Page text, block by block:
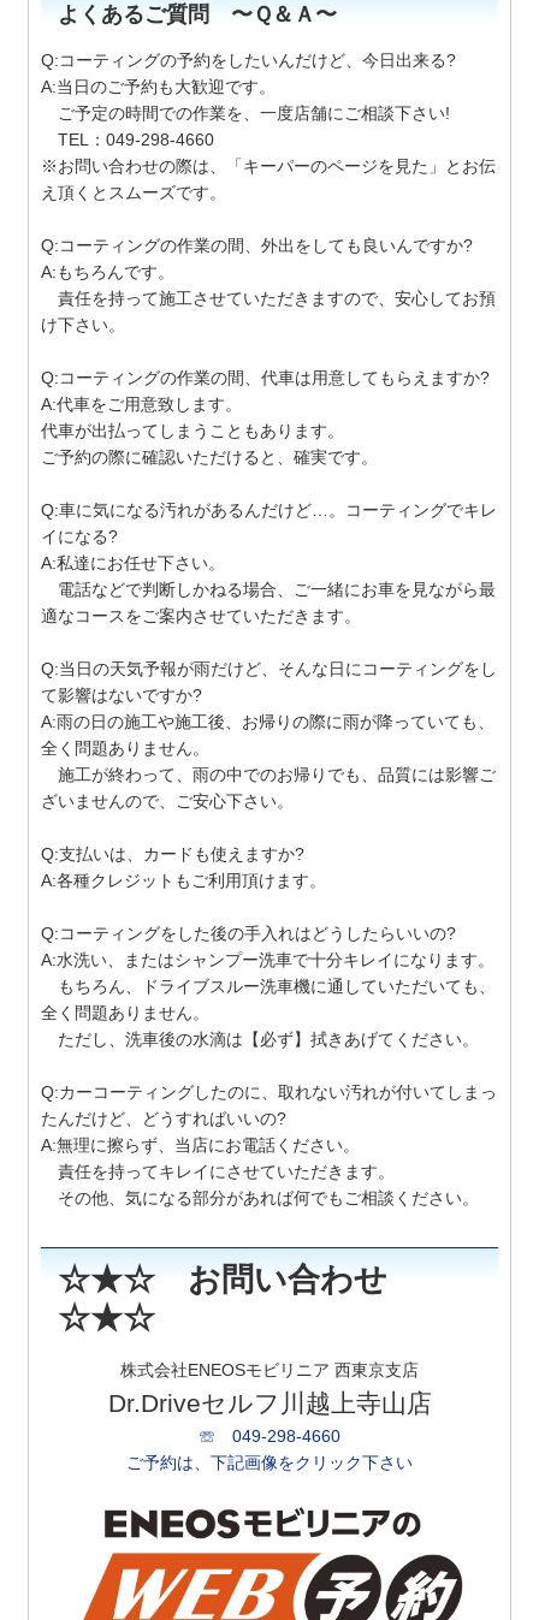
よくあるご質問 〜Ｑ＆Ａ〜
Q:コーティングの予約をしたいんだけど、今日出来る?
A:当日のご予約も大歓迎です。
ご予定の時間での作業を、一度店舗にご相談下さい!
TEL：049-298-4660
※お問い合わせの際は、「キーパーのページを見た」とお伝
え頂くとスムーズです。
Q:コーティングの作業の間、外出をしても良いんですか?
A:もちろんです。
責任を持って施工させていただきますので、安心してお預
け下さい。
Q:コーティングの作業の間、代車は用意してもらえますか?
A:代車をご用意致します。
代車が出払ってしまうこともあります。
ご予約の際に確認いただけると、確実です。
Q:車に気になる汚れがあるんだけど…。コーティングでキレ
イになる?
A:私達にお任せ下さい。
電話などで判断しかねる場合、ご一緒にお車を見ながら最
適なコースをご案内させていただきます。
Q:当日の天気予報が雨だけど、そんな日にコーティングをし
て影響はないですか?
A:雨の日の施工や施工後、お帰りの際に雨が降っていても、
全く問題ありません。
施工が終わって、雨の中でのお帰りでも、品質には影響ご
ざいませんので、ご安心下さい。
Q:支払いは、カードも使えますか?
A:各種クレジットもご利用頂けます。
Q:コーティングをした後の手入れはどうしたらいいの?
A:水洗い、またはシャンプー洗車で十分キレイになります。
もちろん、ドライブスルー洗車機に通していただいても、
全く問題ありません。
ただし、洗車後の水滴は【必ず】拭きあげてください。
Q:カーコーティングしたのに、取れない汚れが付いてしまっ
たんだけど、どうすればいいの?
A:無理に擦らず、当店にお電話ください。
責任を持ってキレイにさせていただきます。
その他、気になる部分があれば何でもご相談ください。
☆★☆ お問い合わせ
☆★☆
株式会社ENEOSモビリニア 西東京支店
Dr.Driveセルフ川越上寺山店
☏ 049-298-4660
ご予約は、下記画像をクリック下さい